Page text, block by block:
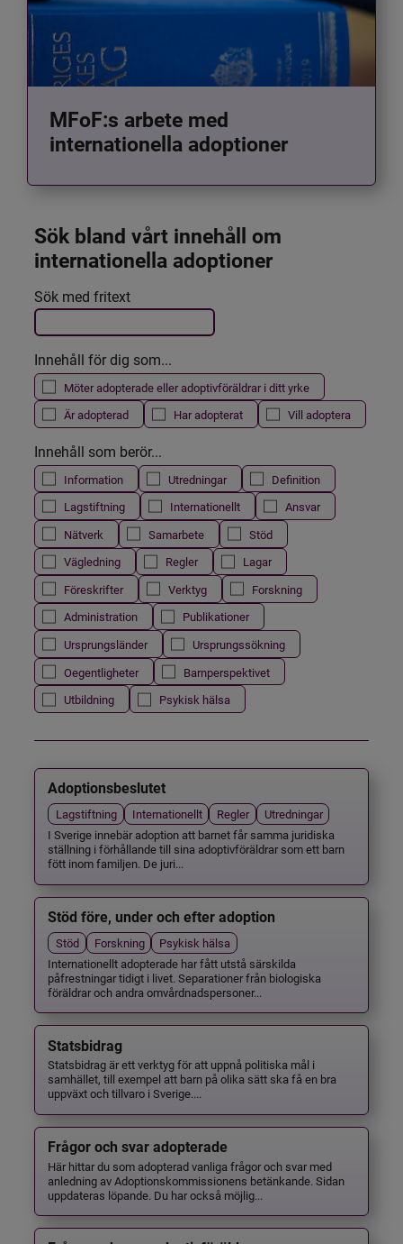
MFoF:s arbete med
internationella adoptioner
Sök bland vårt innehåll om
internationella adoptioner
Filtrera resultatet
Det här formuläret postas automatiskt
Sök med fritext
Innehåll för dig som...
Möter adopterade eller adoptivföräldrar i ditt yrke
Är adopterad
Har adopterat Vill adoptera
Innehåll som berör...
Information Utredningar
Definition
Lagstiftning
Internationellt
Ansvar
Nätverk
Samarbete
Stöd
Vägledning
Regler
Lagar
Föreskrifter
Verktyg
Forskning
Administration
Publikationer
Ursprungsländer
Ursprungssökning
Oegentligheter
Barnperspektivet
Utbildning
Psykisk hälsa
Adoptionsbeslutet
Lagstiftning Internationellt Regler
Utredningar
I Sverige innebär adoption att barnet får samma juridiska
ställning i förhållande till sina adoptivföräldrar som ett barn
fött inom familjen. De juri...
Stöd före, under och efter adoption
Stöd Forskning
Psykisk hälsa
Internationellt adopterade har fått utstå särskilda
påfrestningar tidigt i livet. Separationer från biologiska
föräldrar och andra omvårdnadspersoner...
Statsbidrag
Statsbidrag är ett verktyg för att uppnå politiska mål i
samhället, till exempel att barn på olika sätt ska få en bra
uppväxt och tillvaro i Sverige....
Frågor och svar adopterade
Här hittar du som adopterad vanliga frågor och svar med
anledning av Adoptionskommissionens betänkande. Sidan
uppdateras löpande. Du har också möjlig...